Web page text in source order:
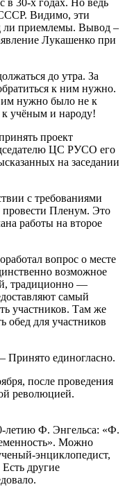
Видимо, эти
ли приемлемы. Вывод –
Лукашенко при
до утра. За
к ним нужно.
нужно было не к
учёным и народу!
проект
ЦС РУСО его
на заседании
с требованиями
Пленум. Это
работы на второе
вопрос о месте
возможное
традиционно —
самый
участников. Там же
обед для участников
Принято единогласно.
после проведения
революцией.
летию Ф. Энгельса: «Ф.
Можно
энциклопедист,
другие